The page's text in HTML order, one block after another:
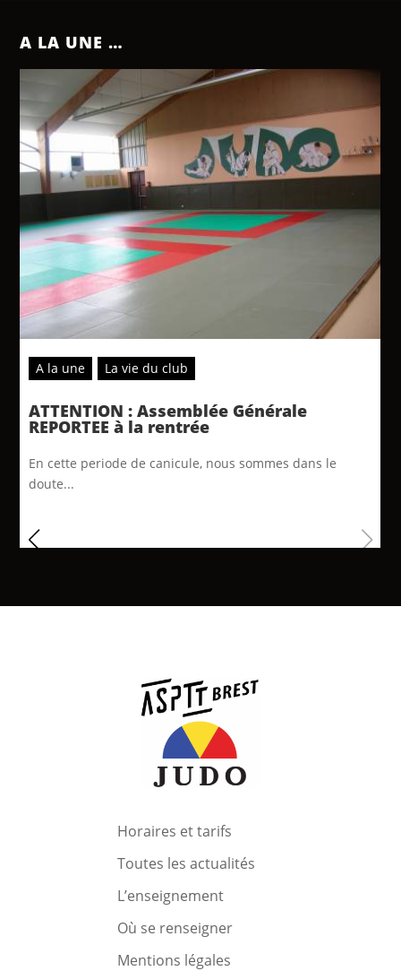
A LA UNE …
A la une La vie du club
ATTENTION : Assemblée Générale
REPORTEE à la rentrée
En cette periode de canicule, nous sommes dans le
doute...
Horaires et tarifs
Toutes les actualités
L’enseignement
Où se renseigner
Mentions légales